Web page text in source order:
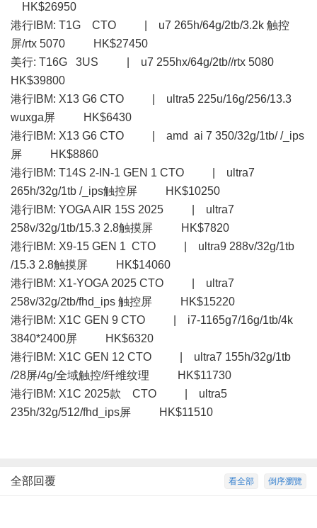
HK$26950
港行IBM: T1G CTO | u7 265h/64g/2tb/3.2k 触控
屏/rtx 5070 HK$27450
美行: T16G 3US | u7 255hx/64g/2tb//rtx 5080
HK$39800
港行IBM: X13 G6 CTO | ultra5 225u/16g/256/13.3
wuxga屏 HK$6430
港行IBM: X13 G6 CTO | amd ai 7 350/32g/1tb/ /_ips
屏 HK$8860
港行IBM: T14S 2-IN-1 GEN 1 CTO | ultra7
265h/32g/1tb /_ips触控屏 HK$10250
港行IBM: YOGA AIR 15S 2025 | ultra7
258v/32g/1tb/15.3 2.8触摸屏 HK$7820
港行IBM: X9-15 GEN 1 CTO | ultra9 288v/32g/1tb
/15.3 2.8触摸屏 HK$14060
港行IBM: X1-YOGA 2025 CTO | ultra7
258v/32g/2tb/fhd_ips 触控屏 HK$15220
港行IBM: X1C GEN 9 CTO | i7-1165g7/16g/1tb/4k
3840*2400屏 HK$6320
港行IBM: X1C GEN 12 CTO | ultra7 155h/32g/1tb
/28屏/4g/全域触控/纤维纹理 HK$11730
港行IBM: X1C 2025款 CTO | ultra5
235h/32g/512/fhd_ips屏 HK$11510
倒序瀏覽
看全部
全部回覆